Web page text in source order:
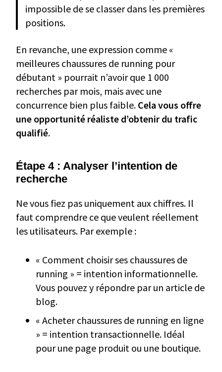
impossible de se classer dans les premières
positions.
En revanche, une expression comme «
meilleures chaussures de running pour
débutant » pourrait n’avoir que 1 000
recherches par mois, mais avec une
concurrence bien plus faible. Cela vous offre
une opportunité réaliste d’obtenir du trafic
qualifié.
Étape 4 : Analyser l’intention de
recherche
Ne vous fiez pas uniquement aux chiffres. Il
faut comprendre ce que veulent réellement
les utilisateurs. Par exemple :
« Comment choisir ses chaussures de
running » = intention informationnelle.
Vous pouvez y répondre par un article de
blog.
« Acheter chaussures de running en ligne
» = intention transactionnelle. Idéal
pour une page produit ou une boutique.